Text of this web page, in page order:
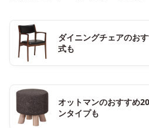
ダイニングチェアのお
式も
オットマンのおすすめ
ンタイプも